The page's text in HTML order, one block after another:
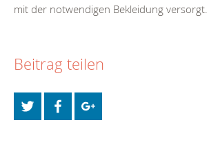
mit der notwendigen Bekleidung versorgt.
Beitrag teilen